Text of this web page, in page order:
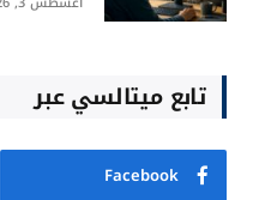
تابع ميتالسي عبر
Facebook